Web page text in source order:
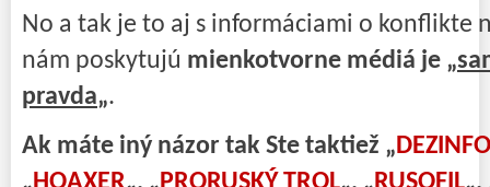
No a tak je to aj s informáciami o konflikte
nám poskytujú mienkotvorne médiá je „
pravda„.
Ak máte iný názor tak Ste taktiež „